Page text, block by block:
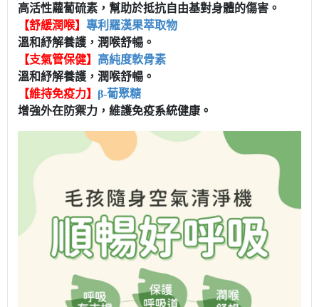
高活性蘿蔔硫素，幫助於抵抗自由基對身體的傷害。
【舒緩潤喉】 專利羅漢果萃取物
溫和紓解養護，潤喉舒暢。
【支氣管保健】 高純度軟骨素
溫和紓解養護，潤喉舒暢。
【維持免疫力】 β-葡聚糖
增強外在防禦力，維護免疫系統健康。